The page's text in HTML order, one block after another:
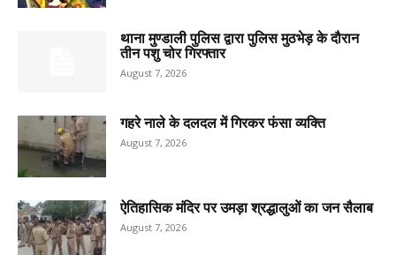
थाना मुण्डाली पुलिस द्वारा पुलिस मुठभेड़ के दौरान
तीन पशु चोर गिरफ्तार
August 7, 2026
गहरे नाले के दलदल में गिरकर फंसा व्यक्ति
August 7, 2026
ऐतिहासिक मंदिर पर उमड़ा श्रद्धालुओं का जन सैलाब
August 7, 2026